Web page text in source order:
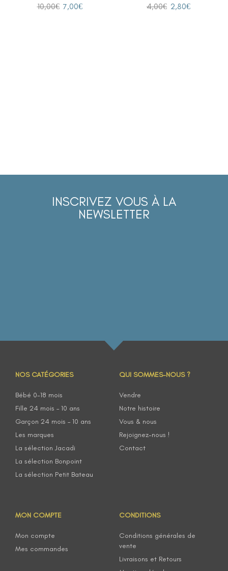
10,00€ 7,00€ 4,00€ 2,80€
INSCRIVEZ VOUS À LA
NEWSLETTER
NOS CATÉGORIES
Bébé 0-18 mois
Fille 24 mois – 10 ans
Garçon 24 mois – 10 ans
Les marques
La sélection Jacadi
La sélection Bonpoint
La sélection Petit Bateau
QUI SOMMES-NOUS ?
Vendre
Notre histoire
Vous & nous
Rejoignez-nous !
Contact
MON COMPTE
Mon compte
Mes commandes
CONDITIONS
Conditions générales de
vente
Livraisons et Retours